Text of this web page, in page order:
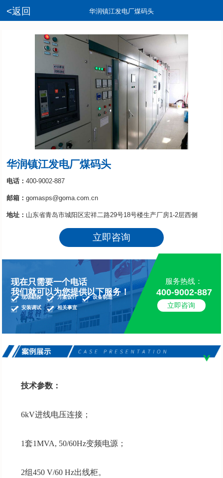
<返回 华润镇江发电厂煤码头
华润镇江发电厂煤码头
电话：400-9002-887
邮箱：gomasps@goma.com.cn
地址： 山东省青岛市城阳区宏祥二路29号18号楼生产厂房1-2层西侧
立即咨询
现在只需要一个电话
我们就可以为您提供以下服务！
现场勘探 方案设计
设备制造
安装调试
相关事宜
服务热线：
400-9002-887
立即咨询
技术参数：
6kV进线电压连接；
1套1MVA, 50/60Hz变频电源；
2组450 V/60 Hz出线柜。